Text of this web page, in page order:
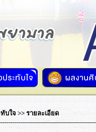
บใจ >> รายละเอียด